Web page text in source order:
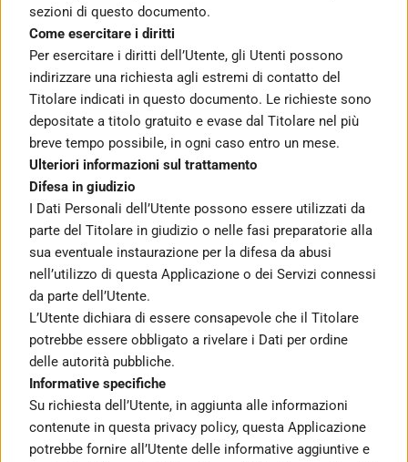
sezioni di questo documento.
Come esercitare i diritti
Per esercitare i diritti dell’Utente, gli Utenti possono
indirizzare una richiesta agli estremi di contatto del
Titolare indicati in questo documento. Le richieste sono
depositate a titolo gratuito e evase dal Titolare nel più
breve tempo possibile, in ogni caso entro un mese.
Ulteriori informazioni sul trattamento
Difesa in giudizio
I Dati Personali dell’Utente possono essere utilizzati da
parte del Titolare in giudizio o nelle fasi preparatorie alla
sua eventuale instaurazione per la difesa da abusi
nell’utilizzo di questa Applicazione o dei Servizi connessi
da parte dell’Utente.
L’Utente dichiara di essere consapevole che il Titolare
potrebbe essere obbligato a rivelare i Dati per ordine
delle autorità pubbliche.
Informative specifiche
Su richiesta dell’Utente, in aggiunta alle informazioni
contenute in questa privacy policy, questa Applicazione
potrebbe fornire all’Utente delle informative aggiuntive e